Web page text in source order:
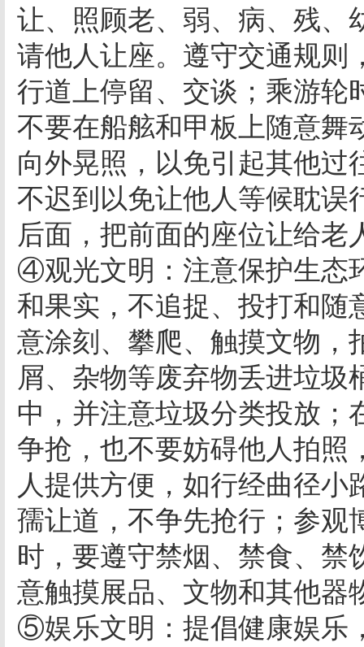
让、照顾老、弱、病、残、
请他人让座。遵守交通规则
行道上停留、交谈；乘游轮
不要在船舷和甲板上随意舞
向外晃照，以免引起其他过
不迟到以免让他人等候耽误
后面，把前面的座位让给老
④观光文明：注意保护生态
和果实，不追捉、投打和随
意涂刻、攀爬、触摸文物，
屑、杂物等废弃物丢进垃圾
中，并注意垃圾分类投放；
争抢，也不要妨碍他人拍照
人提供方便，如行经曲径
孺让道，不争先抢行；参观
时，要遵守禁烟、禁食、禁
意触摸展品、文物和其他器
⑤娱乐文明：提倡健康娱乐